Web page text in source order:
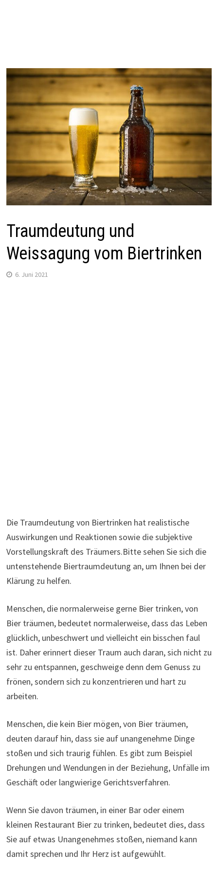
Traumdeutung und
Weissagung vom Biertrinken
6. Juni 2021
Die Traumdeutung von Biertrinken hat realistische
Auswirkungen und Reaktionen sowie die subjektive
Vorstellungskraft des Träumers.Bitte sehen Sie sich die
untenstehende Biertraumdeutung an, um Ihnen bei der
Klärung zu helfen.
Menschen, die normalerweise gerne Bier trinken, von
Bier träumen, bedeutet normalerweise, dass das Leben
glücklich, unbeschwert und vielleicht ein bisschen faul
ist. Daher erinnert dieser Traum auch daran, sich nicht zu
sehr zu entspannen, geschweige denn dem Genuss zu
frönen, sondern sich zu konzentrieren und hart zu
arbeiten.
Menschen, die kein Bier mögen, von Bier träumen,
deuten darauf hin, dass sie auf unangenehme Dinge
stoßen und sich traurig fühlen. Es gibt zum Beispiel
Drehungen und Wendungen in der Beziehung, Unfälle im
Geschäft oder langwierige Gerichtsverfahren.
Wenn Sie davon träumen, in einer Bar oder einem
kleinen Restaurant Bier zu trinken, bedeutet dies, dass
Sie auf etwas Unangenehmes stoßen, niemand kann
damit sprechen und Ihr Herz ist aufgewühlt.